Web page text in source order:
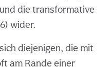
die transformative
wider.
diejenigen, die mit
am Rande einer